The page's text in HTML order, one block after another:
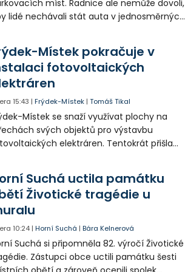
míst. Radnice ale nemůže dovoli,
lidé nechávali stát auta v jednosměrných
někteří obyvatelé rozhodli sepsat petici.
Místek pokračuje v
fotovoltaických
15:43 |Frýdek-Místek |Tomáš Tikal
Místek se snaží využívat plochy na
svých objektů pro výstavbu
elektráren. Tentokrát přišla
Suchá uctila památku
Životické tragédie u
10:24 |Horní Suchá |Bára Kelnerová
Suchá si připomněla 82. výročí Životické
Zástupci obce uctili památku šesti